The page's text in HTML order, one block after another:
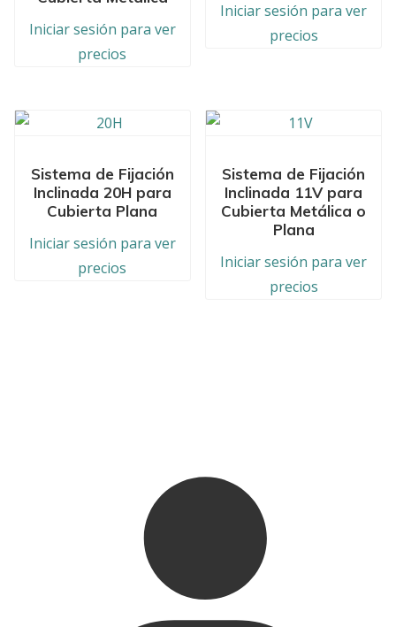
Iniciar sesión para ver
precios
Iniciar sesión para ver
precios
Sistema de Fijación
Inclinada 20H para
Cubierta Plana
Iniciar sesión para ver
precios
Sistema de Fijación
Inclinada 11V para
Cubierta Metálica o
Plana
Iniciar sesión para ver
precios